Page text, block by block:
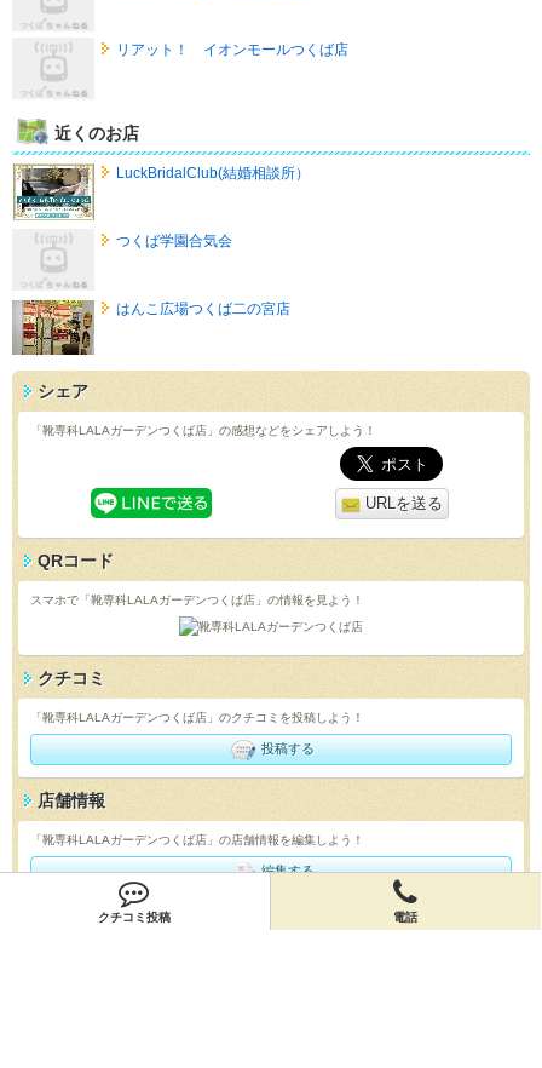
クチコミ投稿 電話
リアット！ イオンモールつくば店
近くのお店
LuckBridalClub(結婚相談所）
つくば学園合気会
はんこ広場つくば二の宮店
シェア
「靴専科LALAガーデンつくば店」の感想などをシェアしよう！
URLを送る
QRコード
スマホで「靴専科LALAガーデンつくば店」の情報を見よう！
クチコミ
「靴専科LALAガーデンつくば店」のクチコミを投稿しよう！
投稿する
店舗情報
「靴専科LALAガーデンつくば店」の店舗情報を編集しよう！
編集する